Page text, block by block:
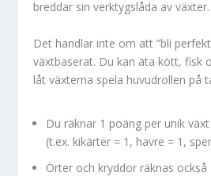
breddar sin verktygslåda av växter.
Det handlar inte om att ”bli
växtbaserat. Du kan äta kött, fisk
låt växterna spela huvudrollen på
Du räknar 1 poäng per unik
(t.ex. kikärter = 1, havre = 1,
Örter och kryddor räknas